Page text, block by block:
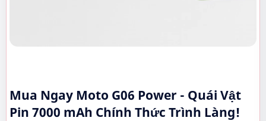
Mua Ngay Moto G06 Power - Quái Vật
Pin 7000 mAh Chính Thức Trình Làng!